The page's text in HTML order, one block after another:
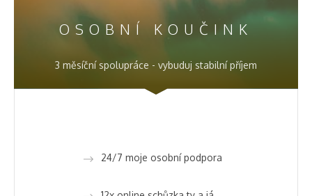
OSOBNÍ KOUČINK
3 měsíční spolupráce - vybuduj stabilní příjem
24/7 moje osobní podpora